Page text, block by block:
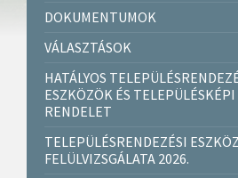
DOKUMENTUMOK
VÁLASZTÁSOK
HATÁLYOS
ESZKÖZÖK ÉS TELEPÜLÉSKÉPI
RENDELET
TELEPÜLÉSRENDEZÉSI
FELÜLVIZSGÁLATA 2026.